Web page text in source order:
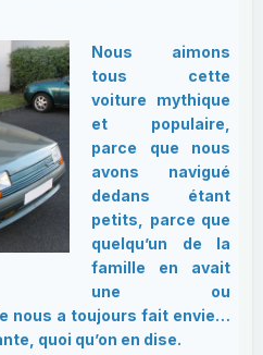
Nous aimons
tous cette
voiture mythique
et populaire,
parce que nous
avons navigué
dedans étant
petits, parce que
quelqu’un de la
famille en avait
une ou
nous a toujours fait envie…
quoi qu’on en dise.